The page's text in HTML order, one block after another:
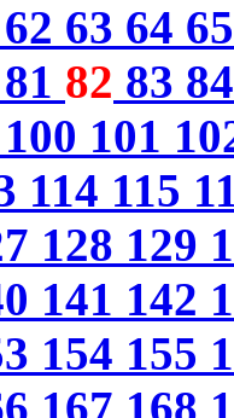
62 63 64
81 82 83
100 101
114 115
128 129
141 142
154 155